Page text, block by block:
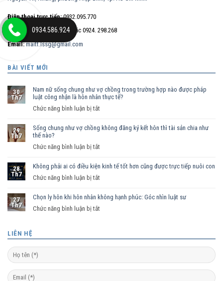
Điện thoại trực tiếp:0932.095.770
Hotline:
0934.586.924hoặc 0924. 298.268
Email: maitt.lssg@gmail.com
BÀI VIẾT MỚI
30
Th7
Nam nữ sống chung như vợ chồng trong trường hợp nào được pháp
luật công nhận là hôn nhân thực tế?
Chức năng bình luận bị tắt
nữ
vợ
trường
pháp
luật
29
Th7
Sống chung như vợ chồng không đăng ký kết hôn thì tài sản chia như
thế nào?
Chức năng bình luận bị tắt
chung
chồng
hôn
28
Th7
Không phải ai có điều kiện kinh tế tốt hơn cũng được trực tiếp nuôi con
Chức năng bình luận bị tắt
phải
kiện
kinh
27
Th7
Chọn ly hôn khi hôn nhân không hạnh phúc: Góc nhìn luật sư
Chức năng bình luận bị tắt
hôn
khi
nhân
LIÊN HỆ
0934.586.924